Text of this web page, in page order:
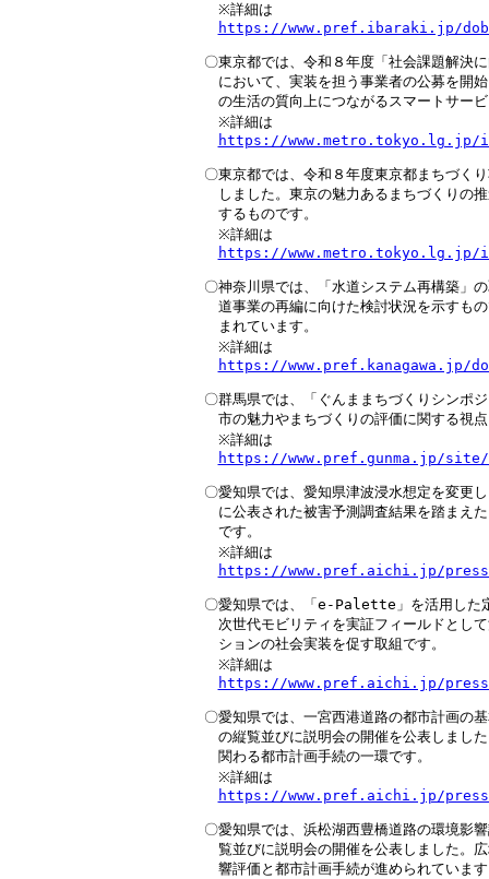
※詳細は
https://www.pref.ibaraki.jp/
〇東京都では、令和８年度「社会課題解決
において、実装を担う事業者の公募を開
の生活の質向上につながるスマートサー
※詳細は
https://www.metro.tokyo.lg.jp/
〇東京都では、令和８年度東京都まちづく
しました。東京の魅力あるまちづくりの
するものです。
※詳細は
https://www.metro.tokyo.lg.jp/
〇神奈川県では、「水道システム再構築」
道事業の再編に向けた検討状況を示すも
まれています。
※詳細は
https://www.pref.kanagawa.jp/
〇群馬県では、「ぐんままちづくりシンポ
市の魅力やまちづくりの評価に関する視
※詳細は
https://www.pref.gunma.jp/site/
〇愛知県では、愛知県津波浸水想定を変更
に公表された被害予測調査結果を踏まえ
です。
※詳細は
https://www.pref.aichi.jp/
〇愛知県では、「e-Palette」を活用した
次世代モビリティを実証フィールドとし
ションの社会実装を促す取組です。
※詳細は
https://www.pref.aichi.jp/
〇愛知県では、一宮西港道路の都市計画の
の縦覧並びに説明会の開催を公表しまし
関わる都市計画手続の一環です。
※詳細は
https://www.pref.aichi.jp/
〇愛知県では、浜松湖西豊橋道路の環境影
覧並びに説明会の開催を公表しました。
響評価と都市計画手続が進められていま